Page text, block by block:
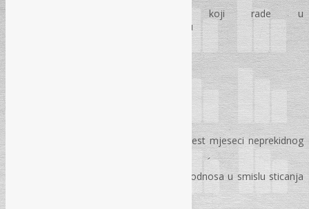
Sedmični odmor radnika koji rade u
preraspodijeljenom radnom vremenu
Godišnji odmor radnika koji nema šest mjeseci neprekidnog
Šta se ne smatra prekidom radnog odnosa u smislu sticanja